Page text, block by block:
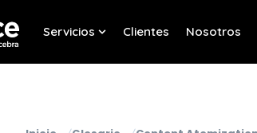
Servicios
Show submenu for
Clientes Nosotros